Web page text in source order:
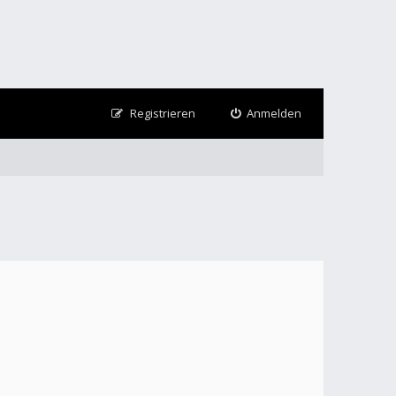
Anmelden
Registrieren